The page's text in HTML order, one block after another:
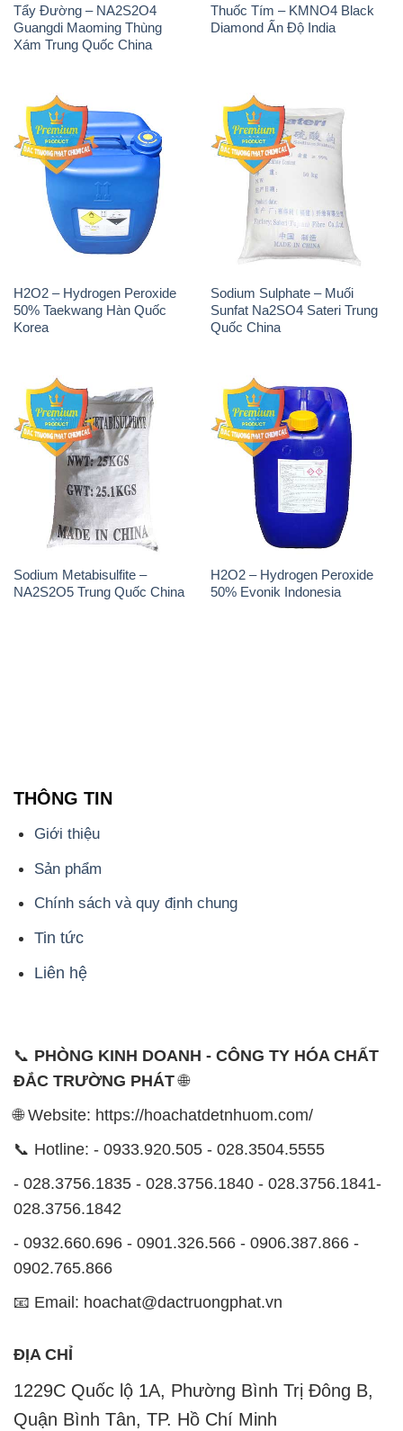
Tẩy Đường – NA2S2O4
Guangdi Maoming Thùng
Xám Trung Quốc China
Thuốc Tím – KMNO4 Black
Diamond Ấn Độ India
H2O2 – Hydrogen Peroxide
50% Taekwang Hàn Quốc
Korea
Sodium Sulphate – Muối
Sunfat Na2SO4 Sateri Trung
Quốc China
Sodium Metabisulfite –
NA2S2O5 Trung Quốc China
H2O2 – Hydrogen Peroxide
50% Evonik Indonesia
THÔNG TIN
Giới thiệu
Sản phẩm
Chính sách và quy định chung
Tin tức
Liên hệ
📞 PHÒNG KINH DOANH - CÔNG TY HÓA CHẤT
ĐẮC TRƯỜNG PHÁT🌐
🌐 Website: https://hoachatdetnhuom.com/
📞 Hotline: - 0933.920.505 - 028.3504.5555
- 028.3756.1835 - 028.3756.1840 - 028.3756.1841-
028.3756.1842
- 0932.660.696 - 0901.326.566 - 0906.387.866 -
0902.765.866
📧 Email: hoachat@dactruongphat.vn
ĐỊA CHỈ
1229C Quốc lộ 1A, Phường Bình Trị Đông B,
Quận Bình Tân, TP. Hồ Chí Minh